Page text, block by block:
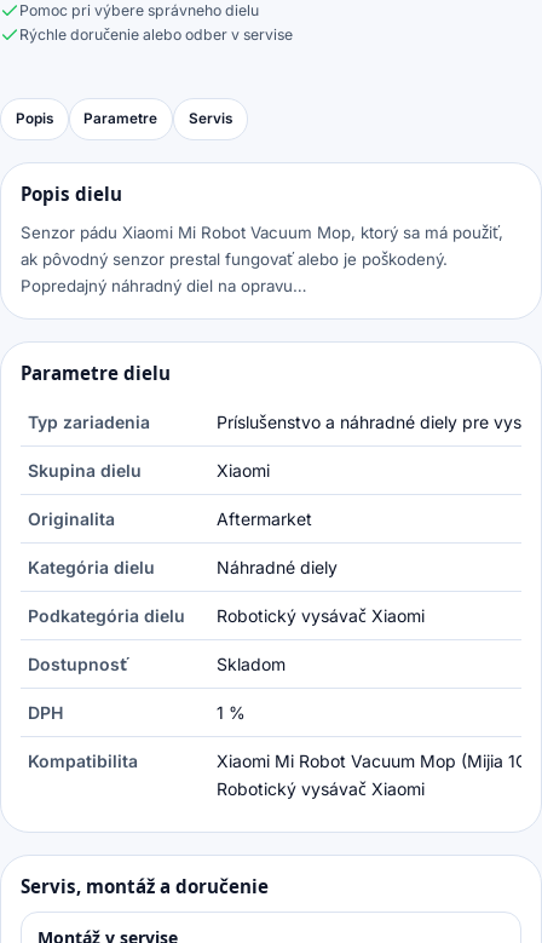
Pomoc pri výbere správneho dielu
Rýchle doručenie alebo odber v servise
Popis Parametre Servis
Popis dielu
Senzor pádu Xiaomi Mi Robot Vacuum Mop, ktorý sa má použiť,
ak pôvodný senzor prestal fungovať alebo je poškodený.
Popredajný náhradný diel na opravu…
Parametre dielu
Typ zariadenia Príslušenstvo a náhradné diely pre
Skupina dielu Xiaomi
Originalita Aftermarket
Kategória dielu Náhradné diely
Podkategória dielu Robotický vysávač Xiaomi
Dostupnosť Skladom
DPH 1 %
Kompatibilita
Xiaomi Mi Robot Vacuum Mop (Mijia 1C),
Robotický vysávač Xiaomi
Servis, montáž a doručenie
Montáž v servise